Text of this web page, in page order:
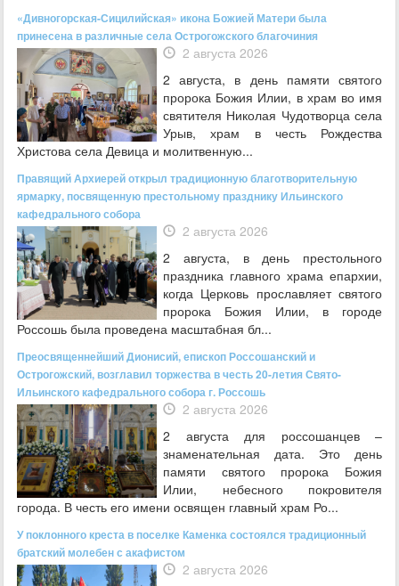
«Дивногорская-Сицилийская» икона Божией Матери была
принесена в различные села Острогожского благочиния
2 августа 2026
2 августа, в день памяти святого
пророка Божия Илии, в храм во имя
святителя Николая Чудотворца села
Урыв, храм в честь Рождества
Христова села Девица и молитвенную...
Правящий Архиерей открыл традиционную благотворительную
ярмарку, посвященную престольному празднику Ильинского
кафедрального собора
2 августа 2026
2 августа, в день престольного
праздника главного храма епархии,
когда Церковь прославляет святого
пророка Божия Илии, в городе
Россошь была проведена масштабная бл...
Преосвященнейший Дионисий, епископ Россошанский и
Острогожский, возглавил торжества в честь 20-летия Свято-
Ильинского кафедрального собора г. Россошь
2 августа 2026
2 августа для россошанцев –
знаменательная дата. Это день
памяти святого пророка Божия
Илии, небесного покровителя
города. В честь его имени освящен главный храм Ро...
У поклонного креста в поселке Каменка состоялся традиционный
братский молебен с акафистом
2 августа 2026